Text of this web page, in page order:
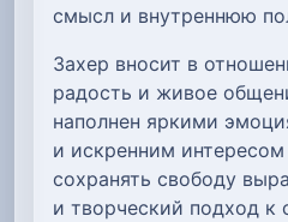
смысл и внутреннюю
Захер вносит в
радость и живое
наполнен яркими
и искренним
сохранять свободу
и творческий подход к